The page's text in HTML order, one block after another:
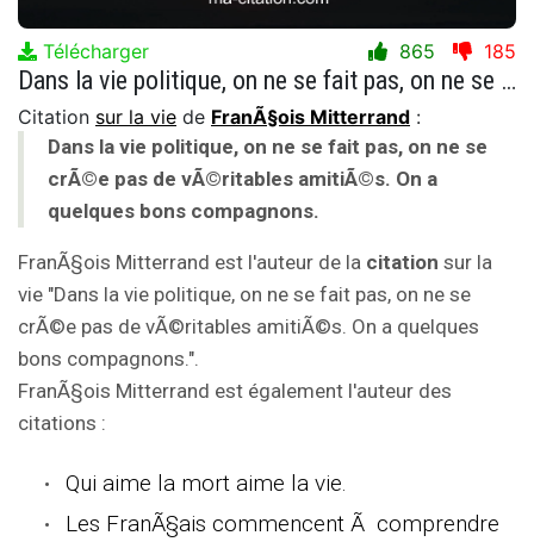
Télécharger 865 185
Dans la vie politique, on ne se fait pas, on ne se crÃ©e pas de vÃ©ritables amitiÃ©s. On a quelques bons compagnons.
Citation sur la vie de FranÃ§ois Mitterrand :
Dans la vie politique, on ne se fait pas, on ne se
crÃ©e pas de vÃ©ritables amitiÃ©s. On a
quelques bons compagnons.
FranÃ§ois Mitterrand est l'auteur de la citation sur la
vie "Dans la vie politique, on ne se fait pas, on ne se
crÃ©e pas de vÃ©ritables amitiÃ©s. On a quelques
bons compagnons.".
FranÃ§ois Mitterrand est également l'auteur des
citations :
Qui aime la mort aime la vie.
Les FranÃ§ais commencent Ã comprendre